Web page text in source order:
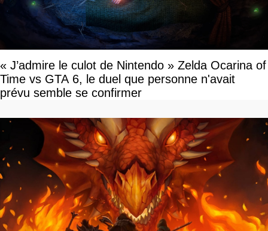
« J’admire le culot de Nintendo » Zelda Ocarina of
Time vs GTA 6, le duel que personne n'avait
prévu semble se confirmer